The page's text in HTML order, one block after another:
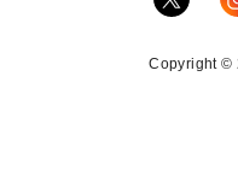
Copyright ©